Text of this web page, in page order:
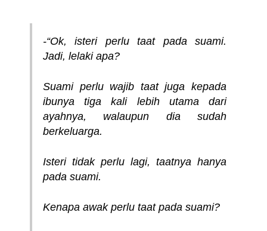
-“Ok, isteri perlu taat pada suami.
Jadi, lelaki apa?
Suami perlu wajib taat juga kepada
ibunya tiga kali lebih utama dari
ayahnya, walaupun dia sudah
berkeluarga.
Isteri tidak perlu lagi, taatnya hanya
pada suami.
Kenapa awak perlu taat pada suami?